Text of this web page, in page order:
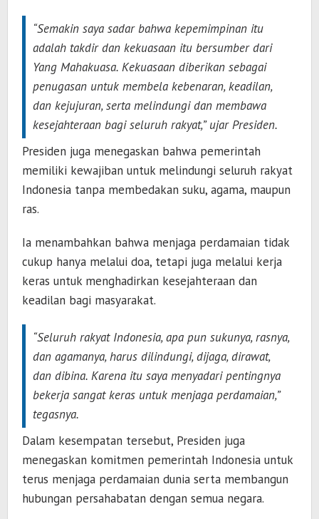
“Semakin saya sadar bahwa kepemimpinan itu
adalah takdir dan kekuasaan itu bersumber dari
Yang Mahakuasa. Kekuasaan diberikan sebagai
penugasan untuk membela kebenaran, keadilan,
dan kejujuran, serta melindungi dan membawa
kesejahteraan bagi seluruh rakyat,” ujar Presiden.
Presiden juga menegaskan bahwa pemerintah
memiliki kewajiban untuk melindungi seluruh rakyat
Indonesia tanpa membedakan suku, agama, maupun
ras.
Ia menambahkan bahwa menjaga perdamaian tidak
cukup hanya melalui doa, tetapi juga melalui kerja
keras untuk menghadirkan kesejahteraan dan
keadilan bagi masyarakat.
“Seluruh rakyat Indonesia, apa pun sukunya, rasnya,
dan agamanya, harus dilindungi, dijaga, dirawat,
dan dibina. Karena itu saya menyadari pentingnya
bekerja sangat keras untuk menjaga perdamaian,”
tegasnya.
Dalam kesempatan tersebut, Presiden juga
menegaskan komitmen pemerintah Indonesia untuk
terus menjaga perdamaian dunia serta membangun
hubungan persahabatan dengan semua negara.